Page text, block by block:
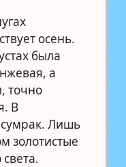
осень.
была
а
точно
В
Лишь
золотистые